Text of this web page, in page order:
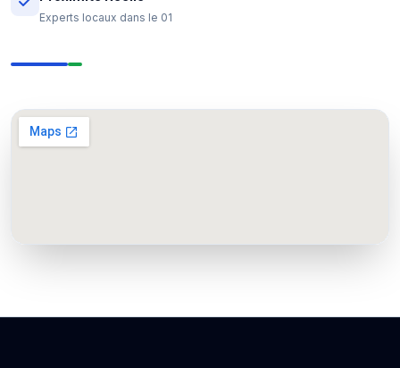
Experts locaux dans le 01